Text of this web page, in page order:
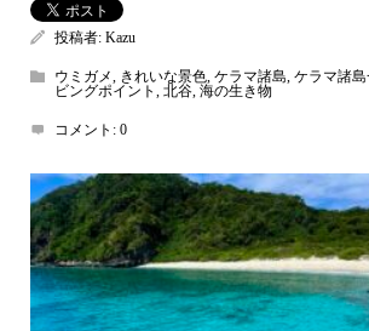
投稿者: Kazu
ウミガメ きれいな景色, ケラマ諸島 ケラマ諸
ビングポイント
北谷, 海の生き物
コメント: 0